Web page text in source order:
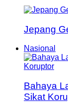
Jepang
Nasional
Bahaya
Sikat